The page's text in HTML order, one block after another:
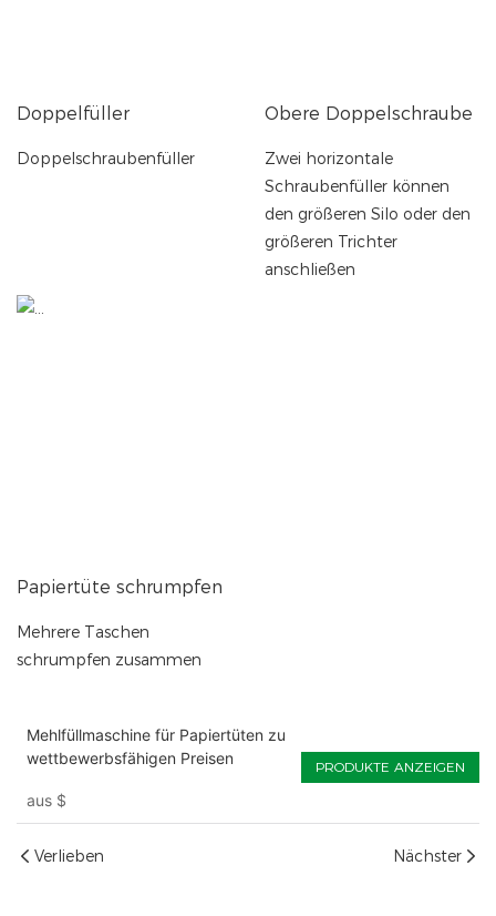
Doppelfüller
Doppelschraubenfüller
Obere Doppelschraube
Zwei horizontale
Schraubenfüller können
den größeren Silo oder den
größeren Trichter
anschließen
Papiertüte schrumpfen
Mehrere Taschen
schrumpfen zusammen
Mehlfüllmaschine für Papiertüten zu
wettbewerbsfähigen Preisen
aus $
PRODUKTE ANZEIGEN
Verlieben Nächster